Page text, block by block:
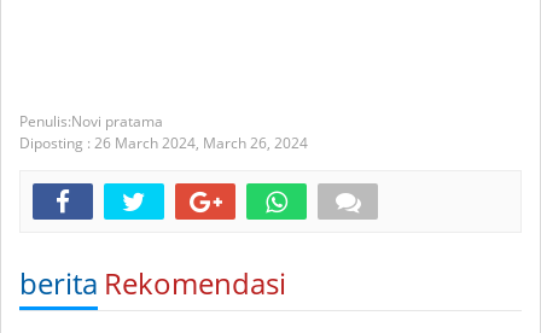
Novi pratama
Diposting : 26 March 2024, March 26, 2024
berita Rekomendasi